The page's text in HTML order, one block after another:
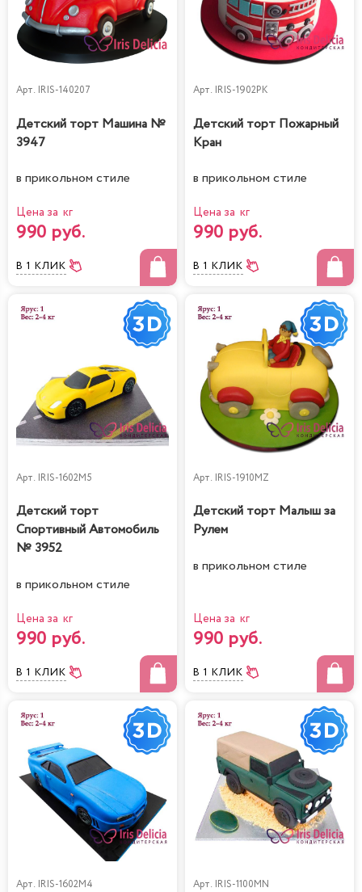
Арт. IRIS-140207
Детский торт Машина №
3947
в прикольном стиле
Цена за кг
990 руб.
В 1 КЛИК
Арт. IRIS-1902PK
Детский торт Пожарный
Кран
в прикольном стиле
Цена за кг
990 руб.
В 1 КЛИК
Арт. IRIS-1602M5
Детский торт
Спортивный Автомобиль
№ 3952
в прикольном стиле
Цена за кг
990 руб.
В 1 КЛИК
Арт. IRIS-1910MZ
Детский торт Малыш за
Рулем
в прикольном стиле
Цена за кг
990 руб.
В 1 КЛИК
Арт. IRIS-1602M4 Арт. IRIS-1100MN